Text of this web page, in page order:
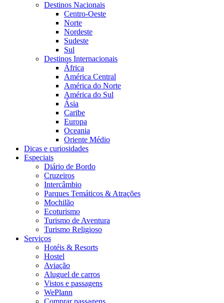
Destinos Nacionais
Centro-Oeste
Norte
Nordeste
Sudeste
Sul
Destinos Internacionais
África
América Central
América do Norte
América do Sul
Ásia
Caribe
Europa
Oceania
Oriente Médio
Dicas e curiosidades
Especiais
Diário de Bordo
Cruzeiros
Intercâmbio
Parques Temáticos & Atrações
Mochilão
Ecoturismo
Turismo de Aventura
Turismo Religioso
Serviços
Hotéis & Resorts
Hostel
Aviação
Aluguel de carros
Vistos e passagens
WePlann
Comprar passagens